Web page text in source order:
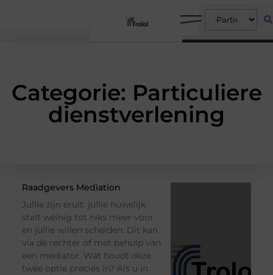
Categorie: Particuliere
dienstverlening
Raadgevers Mediation
Jullie zijn eruit: jullie huwelijk
stelt weinig tot niks meer voor
en jullie willen scheiden. Dit kan
via de rechter of met behulp van
een mediator. Wat houdt deze
twee optie precies in? Als u in